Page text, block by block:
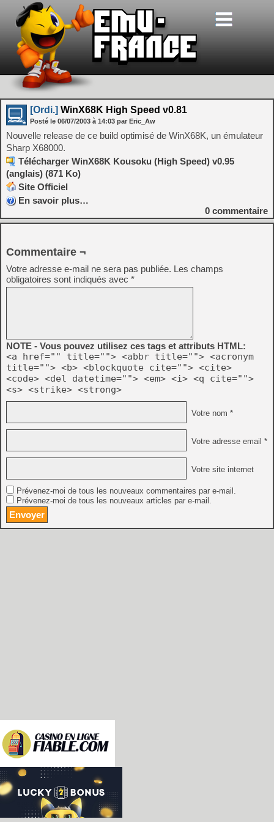
[Ordi.] WinX68K High Speed v0.81
Posté le 06/07/2003 à 14:03 par Eric_Aw
Nouvelle release de ce build optimisé de WinX68K, un émulateur
Sharp X68000.
Télécharger WinX68K Kousoku (High Speed) v0.95
(anglais) (871 Ko)
Site Officiel
En savoir plus…
0 commentaire
Commentaire ¬
Votre adresse e-mail ne sera pas publiée. Les champs
obligatoires sont indiqués avec *
NOTE - Vous pouvez utilisez ces tags et attributs HTML:
<a href="" title=""> <abbr title=""> <acronym
title=""> <b> <blockquote cite=""> <cite>
<code> <del datetime=""> <em> <i> <q cite="">
<s> <strike> <strong>
Votre nom *
Votre adresse email *
Votre site internet
Prévenez-moi de tous les nouveaux commentaires par e-mail.
Prévenez-moi de tous les nouveaux articles par e-mail.